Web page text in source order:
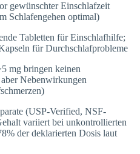
gewünschter Einschlafzeit
Schlafengehen optimal)
Tabletten für Einschlafhilfe;
für Durchschlafprobleme
mg bringen keinen
Nebenwirkungen
(USP-Verified, NSF-
variiert bei unkontrollierten
der deklarierten Dosis laut